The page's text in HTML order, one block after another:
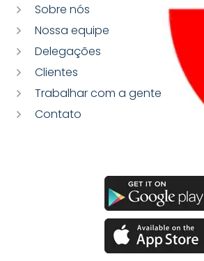
Sobre nós
Nossa equipe
Delegações
Clientes
Trabalhar com a gente
Contato